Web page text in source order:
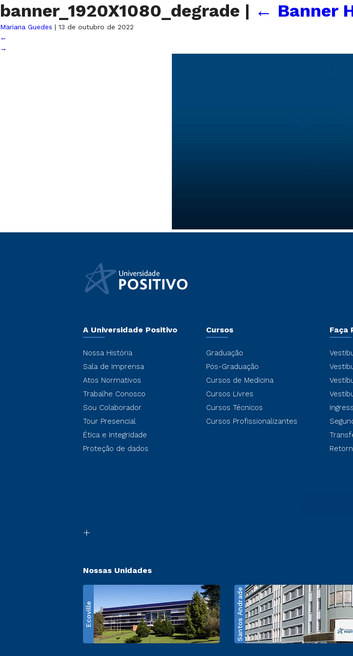
banner_1920X1080_degrade | ← Banner
Mariana Guedes | 13 de outubro de 2022
←
→
A Universidade Positivo
Nossa História
Sala de Imprensa
Atos Normativos
Trabalhe Conosco
Sou Colaborador
Tour Presencial
Ética e Integridade
Proteção de dados
Cursos
Graduação
Pós-Graduação
Cursos de Medicina
Cursos Livres
Cursos Técnicos
Cursos Profissionalizantes
Faça
Nossas Unidades
Ecoville Santos Andrade